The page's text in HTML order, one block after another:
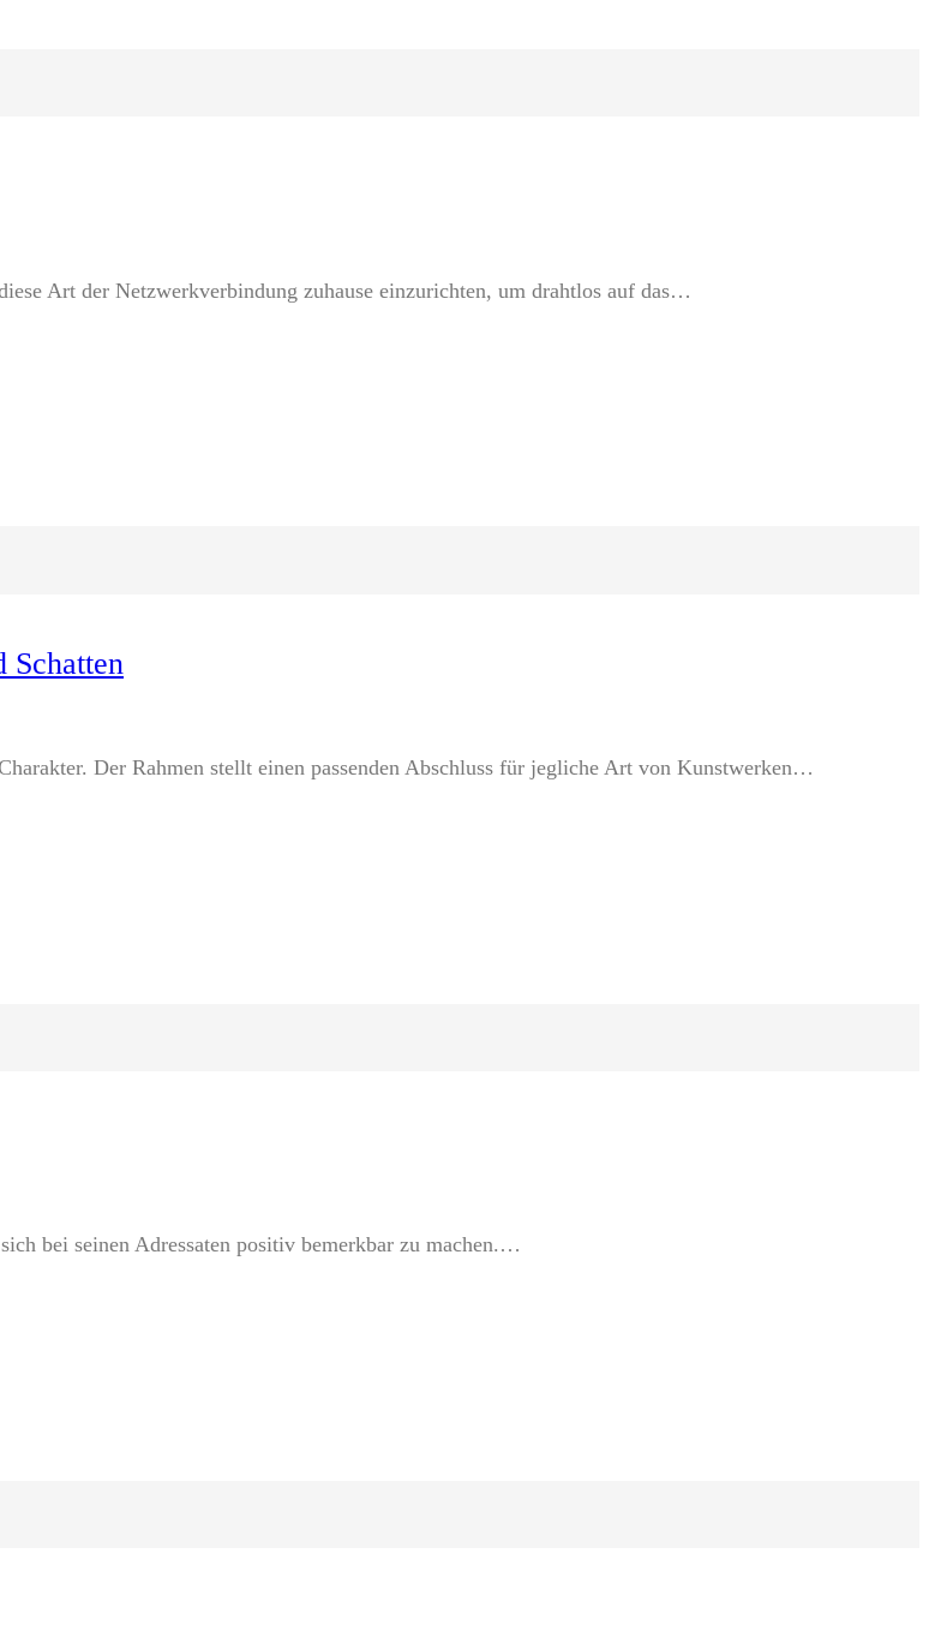
Art der Netzwerkverbindung zuhause einzurichten, um drahtlos auf das…
Schatten
Der Rahmen stellt einen passenden Abschluss für jegliche Art von Kunstwerken…
bei seinen Adressaten positiv bemerkbar zu machen.…